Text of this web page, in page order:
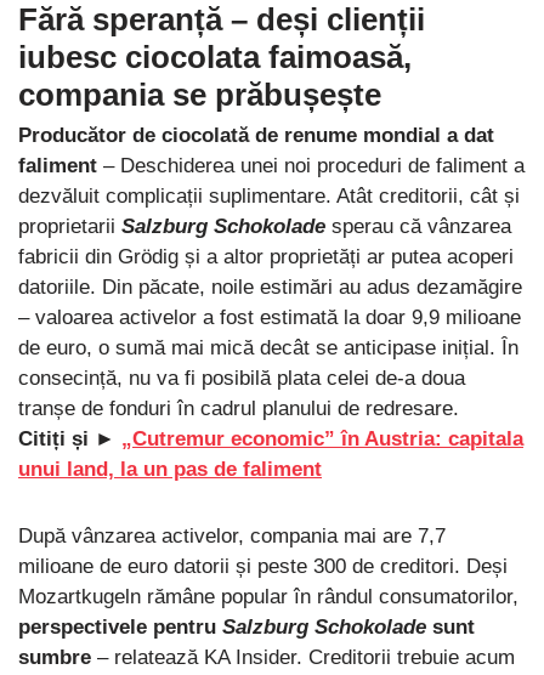
Fără speranță – deși clienții
iubesc ciocolata faimoasă,
compania se prăbușește
Producător de ciocolată de renume mondial a dat
faliment – Deschiderea unei noi proceduri de faliment a
dezvăluit complicații suplimentare. Atât creditorii, cât și
proprietarii Salzburg Schokolade sperau că vânzarea
fabricii din Grödig și a altor proprietăți ar putea acoperi
datoriile. Din păcate, noile estimări au adus dezamăgire
– valoarea activelor a fost estimată la doar 9,9 milioane
de euro, o sumă mai mică decât se anticipase inițial. În
consecință, nu va fi posibilă plata celei de-a doua
tranșe de fonduri în cadrul planului de redresare.
Citiți și ► „Cutremur economic” în Austria: capitala
unui land, la un pas de faliment
După vânzarea activelor, compania mai are 7,7
milioane de euro datorii și peste 300 de creditori. Deși
Mozartkugeln rămâne popular în rândul consumatorilor,
perspectivele pentru Salzburg Schokolade sunt
sumbre – relatează KA Insider. Creditorii trebuie acum